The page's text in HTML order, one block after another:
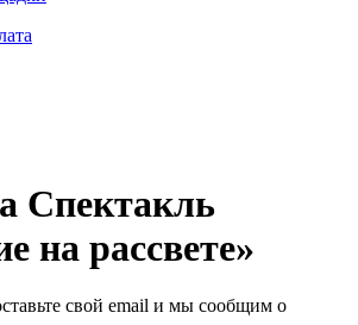
Спектакль
на рассвете»
свой email и мы сообщим о